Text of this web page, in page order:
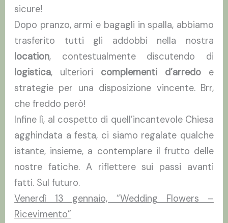
sicure!
Dopo pranzo, armi e bagagli in spalla, abbiamo
trasferito tutti gli addobbi nella nostra
location, contestualmente discutendo di
logistica, ulteriori complementi d’arredoe
strategie per una disposizione vincente. Brr,
che freddo però!
Infine lì, al cospetto di quell’incantevole Chiesa
agghindata a festa, ci siamo regalate qualche
istante, insieme, a contemplare il frutto delle
nostre fatiche. A riflettere sui passi avanti
fatti. Sul futuro.
Venerdì 13 gennaio, “Wedding Flowers –
Ricevimento”